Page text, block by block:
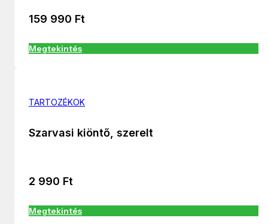
159 990 Ft
Megtekintés
TARTOZÉKOK
Szarvasi kiöntő, szerelt
2 990 Ft
Megtekintés